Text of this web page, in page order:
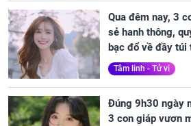
Qua đêm nay, 3
sẻ hanh thông,
bạc đổ về đầy túi
Tâm linh - Tử vi
Đúng 9h30 ngày
3 con giáp vươn